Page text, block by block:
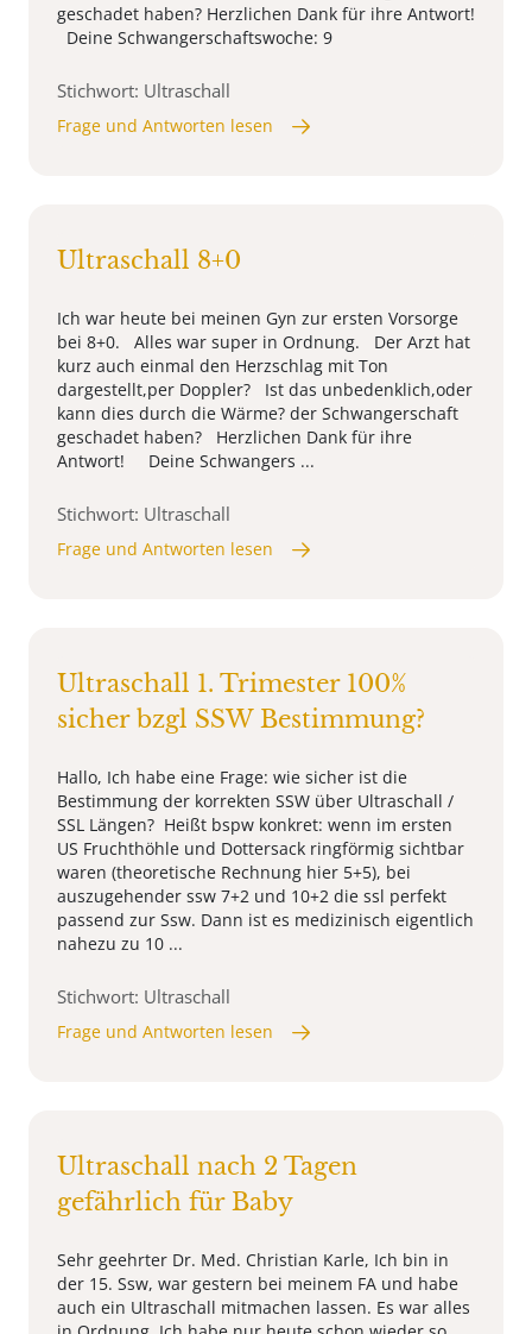
geschadet haben? Herzlichen Dank für ihre Antwort!
Deine Schwangerschaftswoche: 9
Stichwort: Ultraschall
Frage und Antworten lesen
Ultraschall 8+0
Ich war heute bei meinen Gyn zur ersten Vorsorge
bei 8+0. Alles war super in Ordnung. Der Arzt hat
kurz auch einmal den Herzschlag mit Ton
dargestellt,per Doppler? Ist das unbedenklich,oder
kann dies durch die Wärme? der Schwangerschaft
geschadet haben? Herzlichen Dank für ihre
Antwort! Deine Schwangers ...
Stichwort: Ultraschall
Frage und Antworten lesen
Ultraschall 1. Trimester 100%
sicher bzgl SSW Bestimmung?
Hallo, Ich habe eine Frage: wie sicher ist die
Bestimmung der korrekten SSW über Ultraschall /
SSL Längen? Heißt bspw konkret: wenn im ersten
US Fruchthöhle und Dottersack ringförmig sichtbar
waren (theoretische Rechnung hier 5+5), bei
auszugehender ssw 7+2 und 10+2 die ssl perfekt
passend zur Ssw. Dann ist es medizinisch eigentlich
nahezu zu 10 ...
Stichwort: Ultraschall
Frage und Antworten lesen
Ultraschall nach 2 Tagen
gefährlich für Baby
Sehr geehrter Dr. Med. Christian Karle, Ich bin in
der 15. Ssw, war gestern bei meinem FA und habe
auch ein Ultraschall mitmachen lassen. Es war alles